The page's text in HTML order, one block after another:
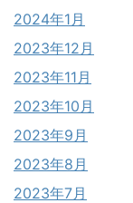
2024年1月
2023年12月
2023年11月
2023年10月
2023年9月
2023年8月
2023年7月